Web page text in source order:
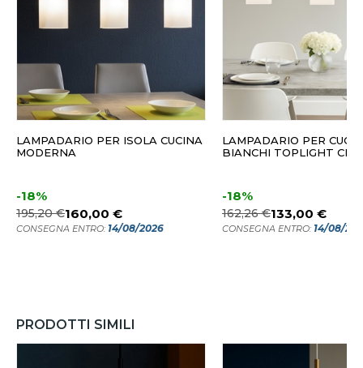
LAMPADARIO PER ISOLA CUCINA
MODERNA
-18%
195,20 €160,00 €
CONSEGNA ENTRO: 14/08/2026
LAMPADARIO PER
BIANCHI TOPLIGHT
-18%
162,26 €133,00 €
CONSEGNA ENTRO: 14/08/
PRODOTTI SIMILI